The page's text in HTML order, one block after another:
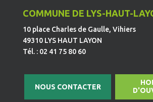
COMMUNE DE LYS-HAUT-
10 place Charles de Gaulle, Vihiers
49310 LYS HAUT LAYON
Tél. : 02 41 75 80 60
NOUS CONTACTER